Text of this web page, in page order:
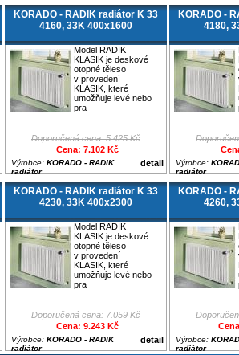
KORADO - RADIK radiátor K 33
4160, 33K 400x1600
Model RADIK
KLASIK je deskové
otopné těleso
v provedení
KLASIK, které
umožňuje levé nebo
pra
Doporučená cena: 5.425 Kč
Cena: 7.102 Kč
detail
Výrobce: KORADO - RADIK
radiátor
KORADO -
4180,
Výrobce:
radiátor
KORADO - RADIK radiátor K 33
4230, 33K 400x2300
Model RADIK
KLASIK je deskové
otopné těleso
v provedení
KLASIK, které
umožňuje levé nebo
pra
Doporučená cena: 7.059 Kč
Cena: 9.243 Kč
detail
Výrobce: KORADO - RADIK
radiátor
KORADO -
4260,
Výrobce:
radiátor